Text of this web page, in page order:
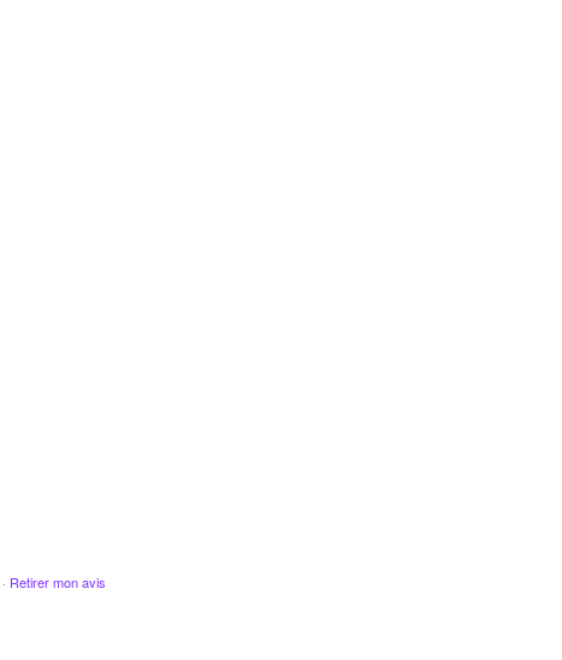
· Retirer mon avis